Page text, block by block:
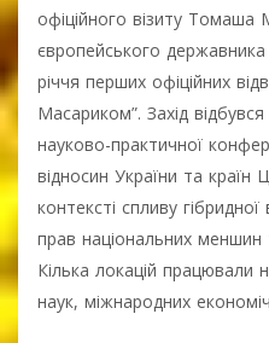
офіційного візиту Томаша
європейського державника
річчя перших офіційних
Масариком”. Захід
науково-практичної
відносин України та країн
контексті спливу
прав національних меншин
Кілька локацій працювали
наук, міжнародних